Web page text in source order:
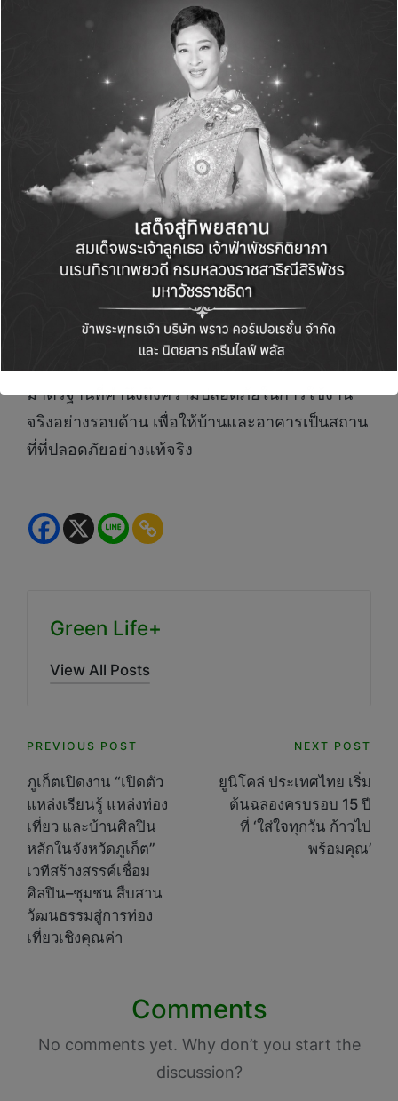
นี้ ไม่ใช่แค่เรื่องของกฎหมาย แต่เป็นความมั่นใจ
ด้านความปลอดภัย เราพร้อมส่งมอบความมั่นใจให้
กับทุกภาคส่วน และร่วมสนับสนุนการเติบโตของ
อุตสาหกรรมก่อสร้างไทยอย่างยั่งยืน”
ทั้งนี้ แม้กฎหมายอาคารควบคุม จะยังเปิดให้ผู้
ประกอบการเลือกใช้ มอก. ฉบับเก่าอย่าง 863-
2532 ได้ แต่การเลือกใช้โครงคร่าวที่ผ่านการ
รับรองตาม มอก. 863-2567 ที่มีการทดสอบที่เข้ม
ข้นกว่าเดิม จะช่วยลดความกังวลของสถาปนิกและ
ผู้รับเหมาในการยื่นแบบขออนุญาตก่อสร้าง พร้อม
สร้างความเชื่อมั่นให้กับเจ้าของบ้าน ตลอดจนผู้อยู่
อาศัยและผู้ใช้งานอาคาร ว่าระบบฝ้าและผนังที่ติด
ตั้งบนโครงสร้างภายในนั้น ได้รับการรองรับด้วย
มาตรฐานที่คำนึงถึงความปลอดภัยในการใช้งาน
จริงอย่างรอบด้าน เพื่อให้บ้านและอาคารเป็นสถาน
ที่ที่ปลอดภัยอย่างแท้จริง
Green Life+
View All Posts
Post
navigation
PREVIOUS POST
ภูเก็ตเปิดงาน “เปิดตัว
แหล่งเรียนรู้ แหล่งท่อง
เที่ยว และบ้านศิลปิน
หลักในจังหวัดภูเก็ต”
เวทีสร้างสรรค์เชื่อม
ศิลปิน–ชุมชน สืบสาน
วัฒนธรรมสู่การท่อง
เที่ยวเชิงคุณค่า
NEXT POST
ยูนิโคล่ ประเทศไทย เริ่ม
ต้นฉลองครบรอบ 15 ปี
ที่ ‘ใส่ใจทุกวัน ก้าวไป
พร้อมคุณ’
Comments
No comments yet. Why don’t you start the
discussion?